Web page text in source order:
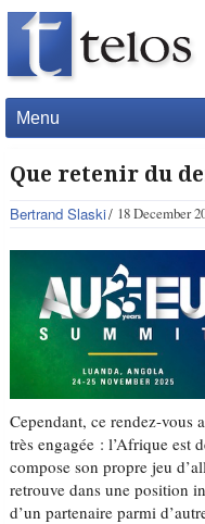
Menu
Que retenir du
Bertrand Slaski 18 December
Cependant, ce rendez-vous
très engagée : l’Afrique est
compose son propre jeu
retrouve dans une position
d’un partenaire parmi